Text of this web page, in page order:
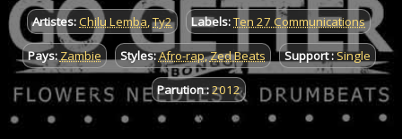
Artistes:Chilu Lemba,Ty2 Labels:Ten 27 Communications
Pays:Zambie Styles:Afro-rap,Zed Beats Support :Single
Parution :2012